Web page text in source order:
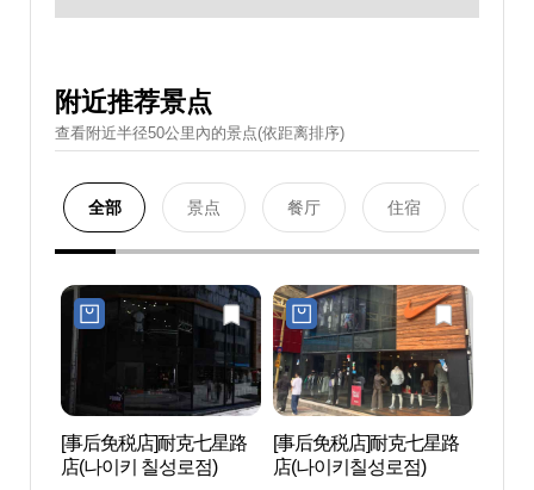
附近推荐景点
查看附近半径50公里內的景点(依距离排序)
全部 景点 餐厅 住宿
[事后免税店]耐克七星路
店(나이키 칠성로점)
[事后免税店]耐克七星路
店(나이키칠성로점)